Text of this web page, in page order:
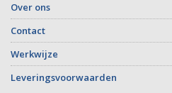
Over ons
Contact
Werkwijze
Leveringsvoorwaarden